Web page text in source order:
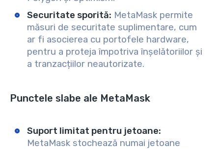
Securitate sporită: MetaMask permite
măsuri de securitate suplimentare, cum
ar fi asocierea cu portofele hardware,
pentru a proteja împotriva înșelătoriilor și
a tranzacțiilor neautorizate.
Punctele slabe ale MetaMask
Suport limitat pentru jetoane:
MetaMask stochează numai jetoane